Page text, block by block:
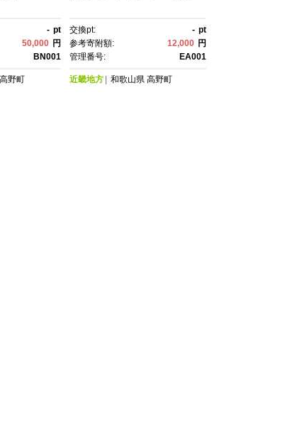
- pt
50,000 円
BN001
高野町
交換pt: - pt
参考寄附額:
12,000 円
管理番号:
EA001
近畿地方 和歌山県 高野町